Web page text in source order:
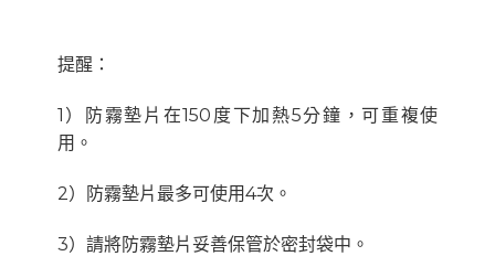
提醒：
1）防霧墊片在150度下加熱5分鐘，可重複使
用。
2）防霧墊片最多可使用4次。
3）請將防霧墊片妥善保管於密封袋中。